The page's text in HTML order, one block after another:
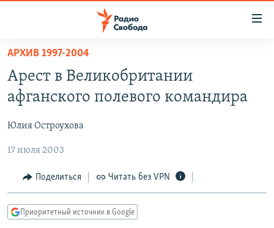
упрощенного
доступа
Вернуться
основному
Вернутся
главной
навигации
Вернутся
ПОДКАСТЫ
АВТОРСКИЕ ПРОЕКТЫ
ЦИТАТЫ СВОБОДЫ
МНЕНИЯ
КУЛЬТУРА
IDEL.РЕАЛИИ
КАВКАЗ.РЕАЛИИ
АРХИВ 1997-2004
Арест в Великобритании
афганского полевого командира
Юлия Остроухова
17 июля 2003
Поделиться Читать без VPN
Приоритетный источник в Google